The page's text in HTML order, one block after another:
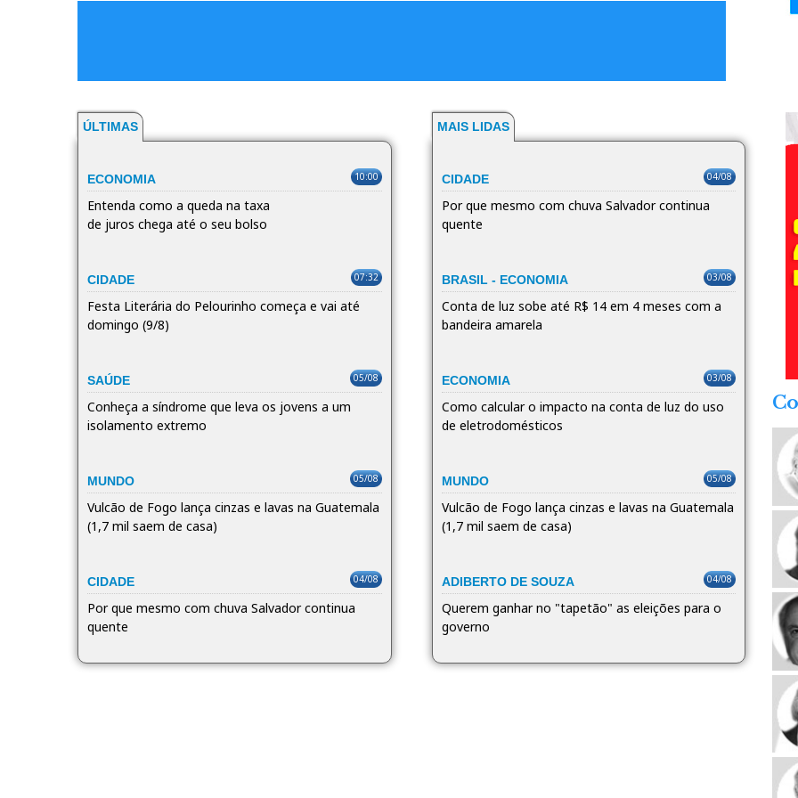
ÚLTIMAS
ECONOMIA 10:00
Entenda como a queda na taxa
de juros chega até o seu bolso
CIDADE 07:32
Festa Literária do Pelourinho começa e vai até
domingo (9/8)
SAÚDE 05/08
Conheça a síndrome que leva os jovens a um
isolamento extremo
MUNDO 05/08
Vulcão de Fogo lança cinzas e lavas na Guatemala
(1,7 mil saem de casa)
CIDADE 04/08
Por que mesmo com chuva Salvador continua
quente
MAIS LIDAS
CIDADE 04/08
Por que mesmo com chuva Salvador continua
quente
BRASIL - ECONOMIA 03/08
Conta de luz sobe até R$ 14 em 4 meses com a
bandeira amarela
ECONOMIA 03/08
Como calcular o impacto na conta de luz do uso
de eletrodomésticos
MUNDO 05/08
Vulcão de Fogo lança cinzas e lavas na Guatemala
(1,7 mil saem de casa)
ADIBERTO DE SOUZA 04/08
Querem ganhar no "tapetão" as eleições para o
governo